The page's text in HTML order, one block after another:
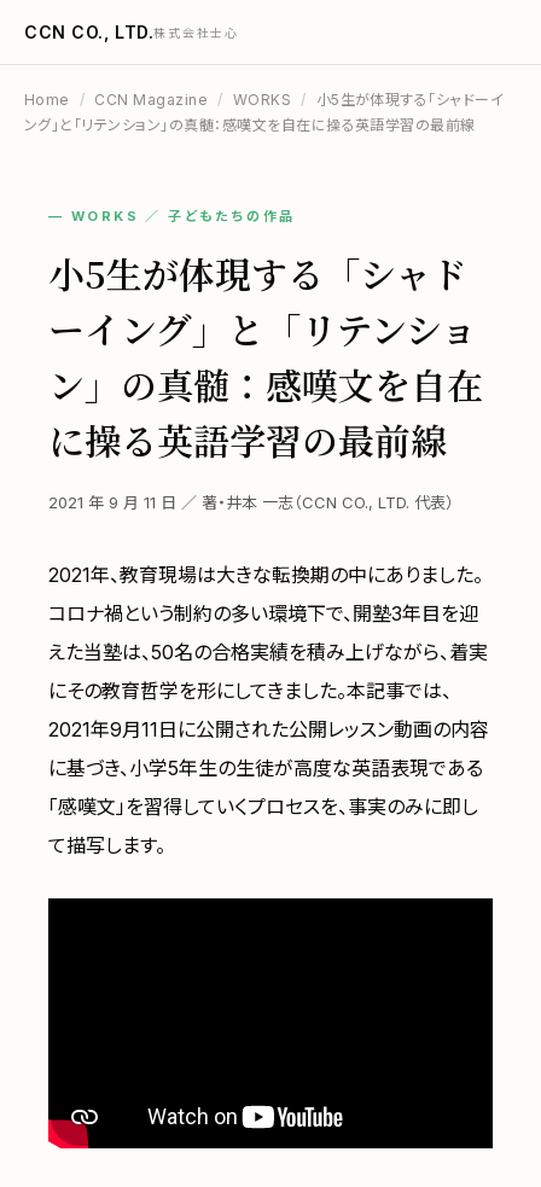
CCN CO., LTD.株式会社士心
Home / CCN Magazine / WORKS /
小5生が体現する「シャドーイ
ング」と「リテンション」の真髄：感嘆文を自在に操る英語学習の最前線
— WORKS ／ 子どもたちの作品
小5生が体現する「シャド
ーイング」と「リテンショ
ン」の真髄：感嘆文を自在
に操る英語学習の最前線
2021 年 9 月 11 日 ／ 著・井本 一志（CCN CO., LTD. 代表）
2021年、教育現場は大きな転換期の中にありました。
コロナ禍という制約の多い環境下で、開塾3年目を迎
えた当塾は、50名の合格実績を積み上げながら、着実
にその教育哲学を形にしてきました。本記事では、
2021年9月11日に公開された公開レッスン動画の内容
に基づき、小学5年生の生徒が高度な英語表現である
「感嘆文」を習得していくプロセスを、事実のみに即し
て描写します。